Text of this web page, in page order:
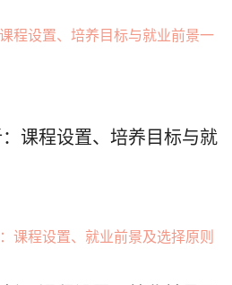
课程设置、培养目标与就